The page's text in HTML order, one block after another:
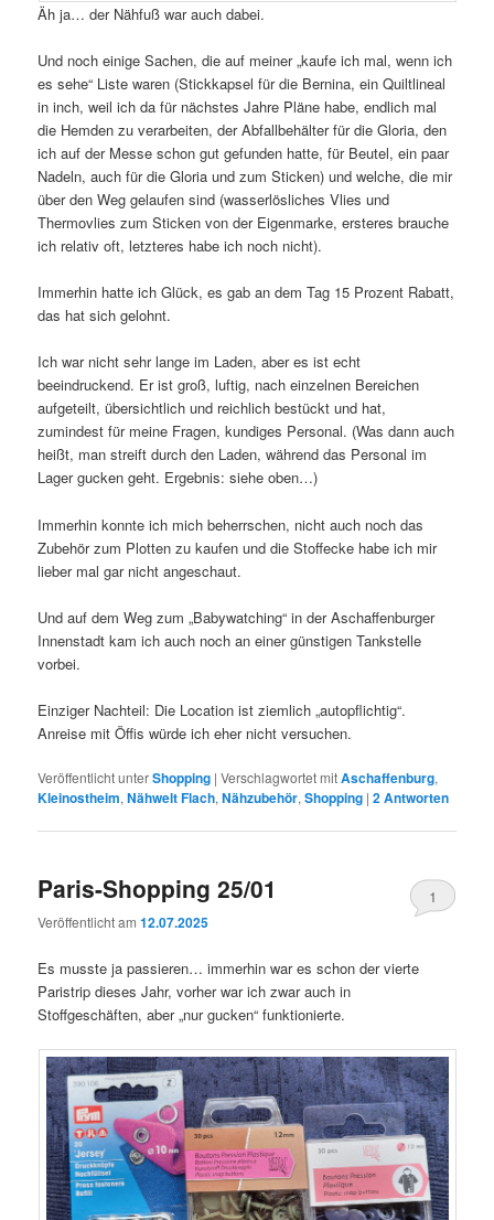
Äh ja… der Nähfuß war auch dabei.
Und noch einige Sachen, die auf meiner „kaufe ich mal, wenn ich
es sehe“ Liste waren (Stickkapsel für die Bernina, ein Quiltlineal
in inch, weil ich da für nächstes Jahre Pläne habe, endlich mal
die Hemden zu verarbeiten, der Abfallbehälter für die Gloria, den
ich auf der Messe schon gut gefunden hatte, für Beutel, ein paar
Nadeln, auch für die Gloria und zum Sticken) und welche, die mir
über den Weg gelaufen sind (wasserlösliches Vlies und
Thermovlies zum Sticken von der Eigenmarke, ersteres brauche
ich relativ oft, letzteres habe ich noch nicht).
Immerhin hatte ich Glück, es gab an dem Tag 15 Prozent Rabatt,
das hat sich gelohnt.
Ich war nicht sehr lange im Laden, aber es ist echt
beeindruckend. Er ist groß, luftig, nach einzelnen Bereichen
aufgeteilt, übersichtlich und reichlich bestückt und hat,
zumindest für meine Fragen, kundiges Personal. (Was dann auch
heißt, man streift durch den Laden, während das Personal im
Lager gucken geht. Ergebnis: siehe oben…)
Immerhin konnte ich mich beherrschen, nicht auch noch das
Zubehör zum Plotten zu kaufen und die Stoffecke habe ich mir
lieber mal gar nicht angeschaut.
Und auf dem Weg zum „Babywatching“ in der Aschaffenburger
Innenstadt kam ich auch noch an einer günstigen Tankstelle
vorbei.
Einziger Nachteil: Die Location ist ziemlich „autopflichtig“.
Anreise mit Öffis würde ich eher nicht versuchen.
Veröffentlicht unterShopping |Verschlagwortet mitAschaffenburg,
Kleinostheim,Nähwelt Flach,Nähzubehör,Shopping |2Antworten
Paris-Shopping 25/01
Veröffentlicht am12.07.2025
1
Es musste ja passieren… immerhin war es schon der vierte
Paristrip dieses Jahr, vorher war ich zwar auch in
Stoffgeschäften, aber „nur gucken“ funktionierte.